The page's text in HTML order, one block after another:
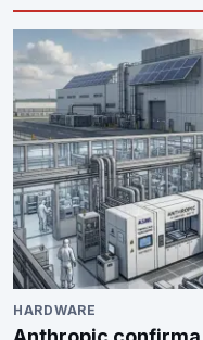
HARDWARE